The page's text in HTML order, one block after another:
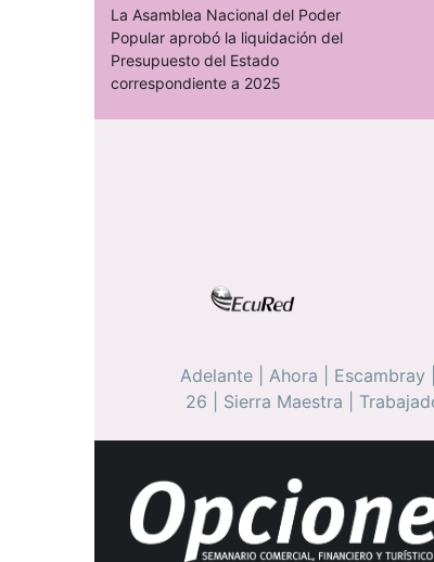
La Asamblea Nacional del Poder
Popular aprobó la liquidación del
Presupuesto del Estado
correspondiente a 2025
Adelante Ahora Escambray
26
Sierra Maestra